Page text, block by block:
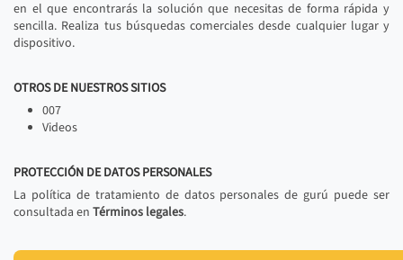
en el que encontrarás la solución que necesitas de forma rápida y
sencilla. Realiza tus búsquedas comerciales desde cualquier lugar y
dispositivo.
OTROS DE NUESTROS SITIOS
007
Videos
PROTECCIÓN DE DATOS PERSONALES
La política de tratamiento de datos personales de gurú puede ser
consultada en Términos legales.